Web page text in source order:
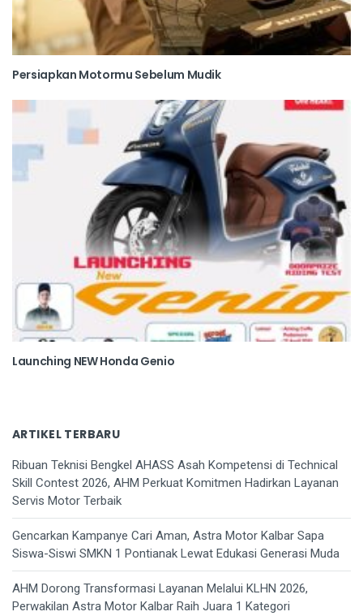
Persiapkan Motormu Sebelum Mudik
Launching NEW Honda Genio
ARTIKEL TERBARU
Ribuan Teknisi Bengkel AHASS Asah Kompetensi di Technical
Skill Contest 2026, AHM Perkuat Komitmen Hadirkan Layanan
Servis Motor Terbaik
Gencarkan Kampanye Cari Aman, Astra Motor Kalbar Sapa
Siswa-Siswi SMKN 1 Pontianak Lewat Edukasi Generasi Muda
AHM Dorong Transformasi Layanan Melalui KLHN 2026,
Perwakilan Astra Motor Kalbar Raih Juara 1 Kategori